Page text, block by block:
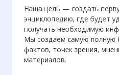
Наша цель — создать
энциклопедию, где будет
получать необходимую
Мы создаем самую полную
фактов, точек зрения,
материалов.